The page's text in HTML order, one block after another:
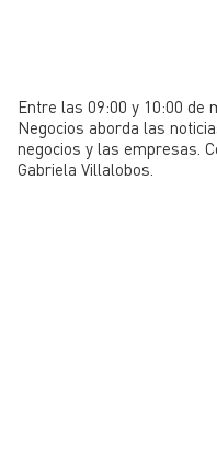
Entre las 09:00 y 10:00 de
Negocios aborda las
negocios y las empresas.
Gabriela Villalobos.